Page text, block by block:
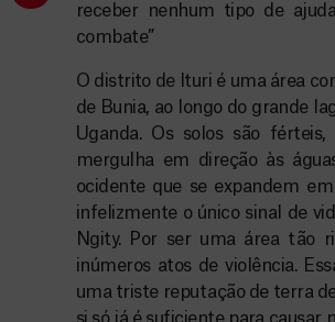
receber nenhum tipo de
combate”
O distrito de Ituri é uma área
de Bunia, ao longo do grande
Uganda. Os solos são
mergulha em direção às
ocidente que se expandem
infelizmente o único sinal de
Ngity. Por ser uma área tão
inúmeros atos de violência.
uma triste reputação de terra
si só já é suficiente para